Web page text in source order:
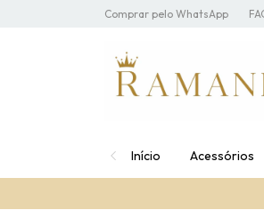
Comprar pelo WhatsApp
Início Acessórios